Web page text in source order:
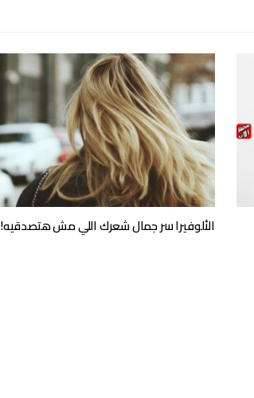
الألوفيرا سر جمال شعرك اللي مش هتصدقيه!